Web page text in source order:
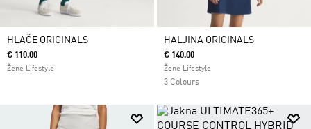
HLAČE ORIGINALS
€ 110.00
Žene Lifestyle
HALJINA ORIGINALS
€ 140.00
Žene Lifestyle
3 Colours